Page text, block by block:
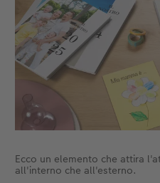
Ecco un elemento che attira
all'interno che all'esterno.